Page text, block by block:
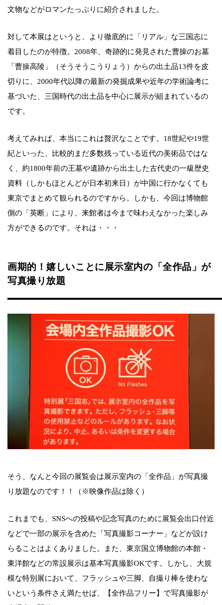
文物などがロマンたっぷりに紹介されました。
対して本展はというと、より徹底的に「リアル」な三国志に
着目したのが特徴。2008年、奇跡的に発見された曹操のお墓
「曹操高陵」（そうそうこうりょう）からの出土品13件を皮
切りに、2000年代以降の最新の発掘成果や近年の学術論考に
基づいた、三国時代の出土品を中心に展示が組まれているの
です。
考えてみれば、本当にこれは贅沢なことです。18世紀や19世
紀といった、比較的まだ多数残っている近代の美術品ではな
く、約1800年前の王墓や遺跡から出土した古代史の一級歴史
資料（しかもほとんどが日本初来日）が中国に行かなくても
東京でまとめて観られるのですから。しかも、今回は博物館
側の「英断」により、来館者は今まで味わえなかった楽しみ
方ができるのです。それは・・・
画期的！嬉しいことに展示室内の「全作品」が
写真撮り放題
そう、なんと今回の展覧会は展示室内の「全作品」が写真撮
り放題なのです！！（※映像作品は除く）
これまでも、SNSへの投稿や記念写真のために展覧会出口付近
などで一部の展示を含めた「写真撮影コーナー」などが設け
らることはよくありました。また、東京国立博物館の本館・
東洋館などの常設展示は基本写真撮影OKです。しかし、大規
模な特別展において、フラッシュや三脚、自撮り棒を使わな
いという条件さえ満たせば、【全作品フリー】で写真撮影が